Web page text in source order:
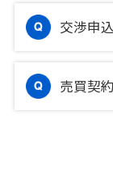
交渉申
売買契